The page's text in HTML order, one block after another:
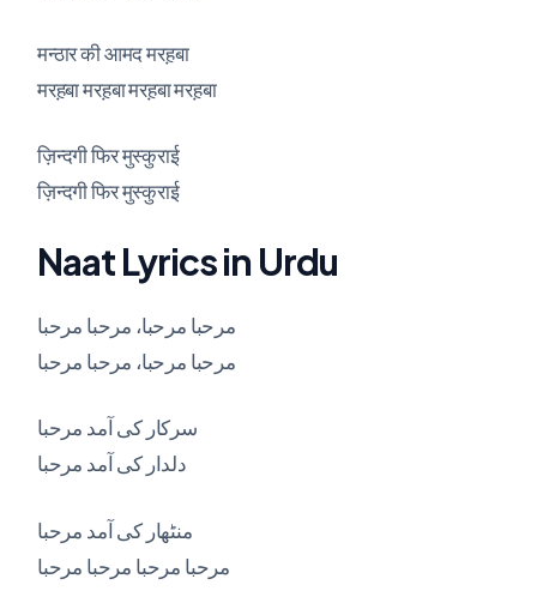
मन्ठार की आमद मरह़बा
मरह़बा मरह़बा मरह़बा मरह़बा
ज़िन्दगी फिर मुस्कुराई
ज़िन्दगी फिर मुस्कुराई
Naat Lyrics in Urdu
مرحبا مرحبا، مرحبا مرحبا
مرحبا مرحبا، مرحبا مرحبا
سرکار کی آمد مرحبا
دلدار کی آمد مرحبا
منٹھار کی آمد مرحبا
مرحبا مرحبا مرحبا مرحبا